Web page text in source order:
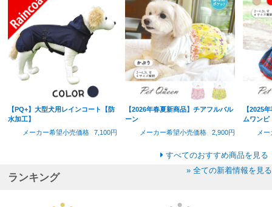
【PQ+】大型犬用レインコート【防
水加工】
メーカー希望小売価格
7,100円
【2026年春夏新商品】チアフルバル
ーン
メーカー希望小売価格
2,900円
【2025
ムワンピ
メー
すべてのおすすめ商品を見る
» 全ての新着情報を見る
ランキング